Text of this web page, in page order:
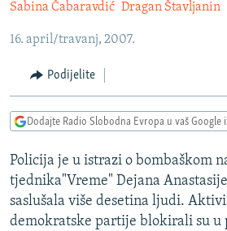
Pređite
na
navigaciju
Pređite
na
pretragu
SRBIJA
KOSOVO
CRNA GORA
VIZUELNO
VIDEO
FOTOGALERIJE
INFOGRAFIKE
PODCASTI
RAT U UKRAJINI
KINA NA BALKANU
RSE PRIČE IZ SVIJETA
Sabina Čabaravdić Dragan Štavljanin
16. april/travanj, 2007.
Podijelite
Dodajte Radio Slobodna Evropa u vaš Google
Policija je u istrazi o bombaškom
tjednika"Vreme" Dejana
saslušala više desetina ljudi.
demokratske partije blokirali su u